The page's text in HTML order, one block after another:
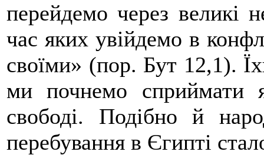
перейдемо через великі
час яких увійдемо в
своїми» (пор. Бут 12,1).
ми почнемо сприймати
свободі. Подібно й
перебування в Єгипті